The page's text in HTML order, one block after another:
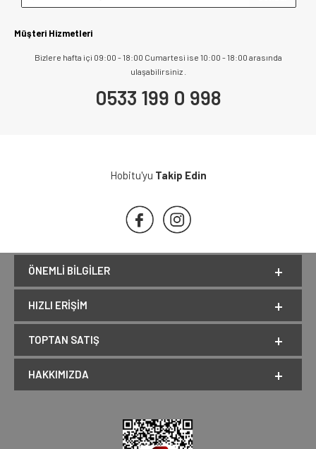
Müşteri Hizmetleri
Bizlere hafta içi 09:00 - 18:00 Cumartesi ise 10:00 - 18:00 arasında
ulaşabilirsiniz .
0533 199 0 998
Hobitu'yu Takip Edin
ÖNEMLI BILGILER
HIZLI ERIŞIM
TOPTAN SATIŞ
HAKKIMIZDA